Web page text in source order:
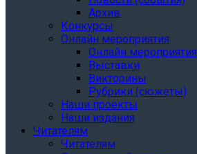
Архив
Конкурсы
Онлайн мероприятия
Онлайн мероприятия
Выставки
Викторины
Рубрики (сюжеты)
Наши проекты
Наши издания
Читателям
Читателям